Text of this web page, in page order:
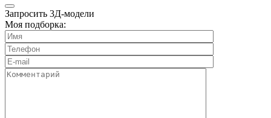
Запросить 3Д-модели
Моя подборка: